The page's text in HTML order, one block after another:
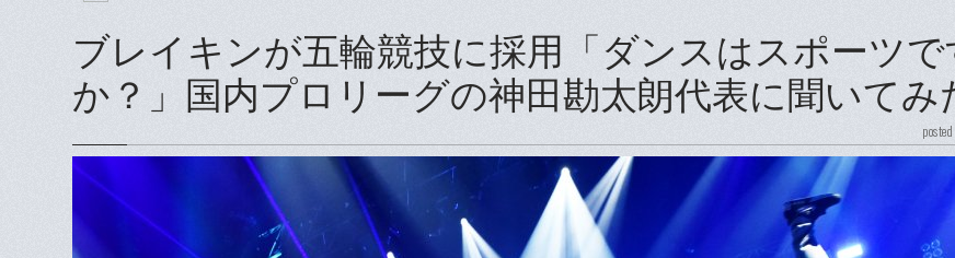
ブレイキンが五輪競技に採用「ダンスはスポーツで
か？」国内プロリーグの神田勘太朗代表に聞いてみ
posted